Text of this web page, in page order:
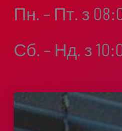
Пн. – Пт. з
Сб. – Нд. з